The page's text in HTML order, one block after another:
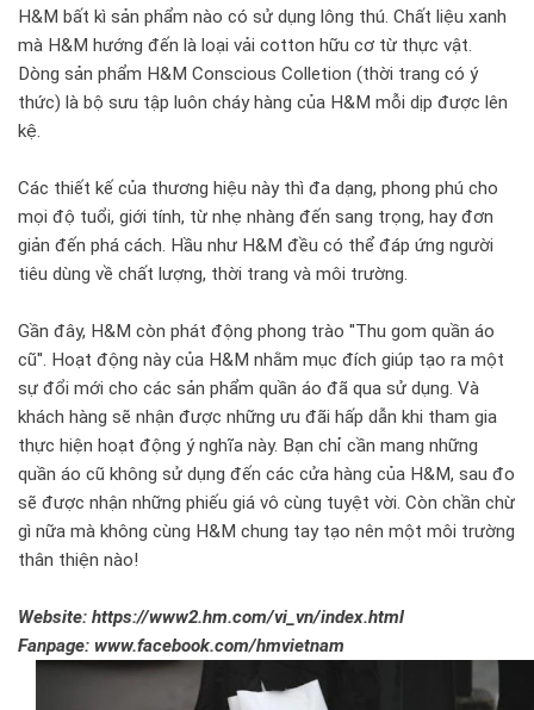
H&M bất kì sản phẩm nào có sử dụng lông thú. Chất liệu xanh
mà H&M hướng đến là loại vải cotton hữu cơ từ thực vật.
Dòng sản phẩm H&M Conscious Colletion (thời trang có ý
thức) là bộ sưu tập luôn cháy hàng của H&M mỗi dịp được lên
kệ.
Các thiết kế của thương hiệu này thì đa dạng, phong phú cho
mọi độ tuổi, giới tính, từ nhẹ nhàng đến sang trọng, hay đơn
giản đến phá cách. Hầu như H&M đều có thể đáp ứng người
tiêu dùng về chất lượng, thời trang và môi trường.
Gần đây, H&M còn phát động phong trào ''Thu gom quần áo
cũ''. Hoạt động này của H&M nhằm mục đích giúp tạo ra một
sự đổi mới cho các sản phẩm quần áo đã qua sử dụng. Và
khách hàng sẽ nhận được những ưu đãi hấp dẫn khi tham gia
thực hiện hoạt động ý nghĩa này. Bạn chỉ cần mang những
quần áo cũ không sử dụng đến các cửa hàng của H&M, sau đo
sẽ được nhận những phiếu giá vô cùng tuyệt vời. Còn chần chừ
gì nữa mà không cùng H&M chung tay tạo nên một môi trường
thân thiện nào!
Website: https://www2.hm.com/vi_vn/index.html
Fanpage: www.facebook.com/hmvietnam